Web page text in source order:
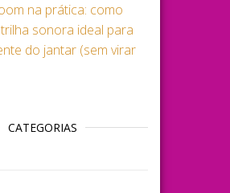
na prática: como
sonora ideal para
do jantar (sem virar
CATEGORIAS